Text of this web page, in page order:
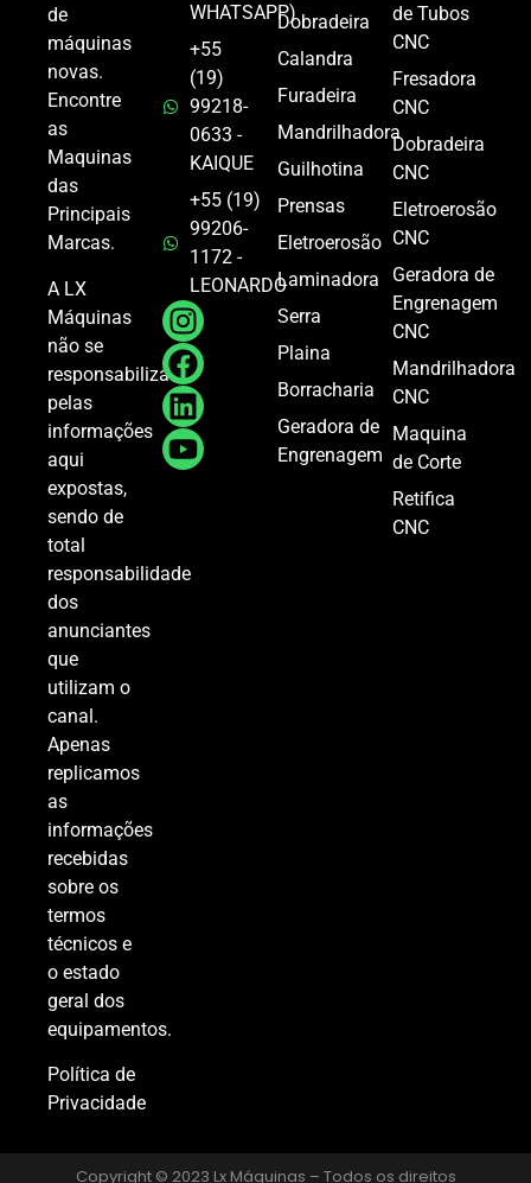
de
máquinas
novas.
Encontre
as
Maquinas
das
Principais
Marcas.
A LX
Máquinas
não se
responsabiliza
pelas
informações
aqui
expostas,
sendo de
total
responsabilidade
dos
anunciantes
que
utilizam o
canal.
Apenas
replicamos
as
informações
recebidas
sobre os
termos
técnicos e
o estado
geral dos
equipamentos.
Política de
Privacidade
WHATSAPP)
+55
(19)
99218-
0633 -
KAIQUE
+55 (19)
99206-
1172 -
LEONARDO
Dobradeira
Calandra
Furadeira
Mandrilhadora
Guilhotina
Prensas
Eletroerosão
Laminadora
Serra
Plaina
Borracharia
Geradora de
Engrenagem
de Tubos
CNC
Fresadora
CNC
Dobradeira
CNC
Eletroerosão
CNC
Geradora de
Engrenagem
CNC
Mandrilhadora
CNC
Maquina
de Corte
Retifica
CNC
Copyright © 2023 Lx Máquinas – Todos os direitos